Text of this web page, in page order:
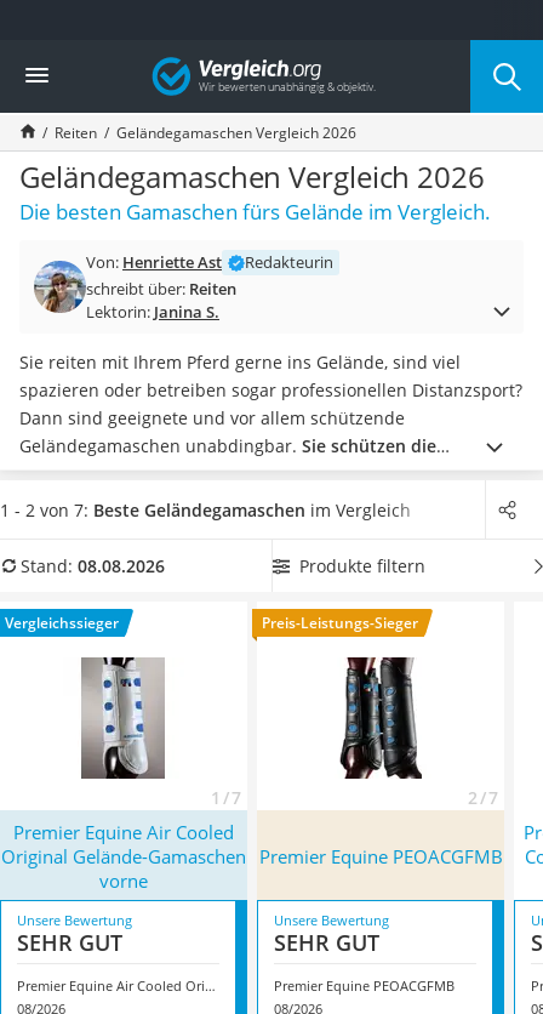
Die beliebtesten Vergleiche nach Kategorie
Freizeit & Sport
Gartentrampolin
Trampolin
Metalldetektor
Eufab-Fahrradträger
Trampolin 366 cm
Aluminium-Koffer
Futterboot
E-Bike-Dreirad
Trekkingschuhe Herren
Reisetasche mit Rollen
Klimmzugstation
Koffer
Nachtsichtgerät
Handgepäck-Koffer
Wanderschuhe Herren
Sicherheitsweste Reiten
Vergleich
Reiten Geländegamaschen Vergleich 2026
Geländegamaschen Vergleich 2026
Die besten Gamaschen fürs Gelände im Vergleich.
Von: Henriette Ast
Redakteurin
schreibt über: Reiten
Lektorin: Janina S.
Sie reiten mit Ihrem Pferd gerne ins Gelände, sind viel
spazieren oder betreiben sogar professionellen Distanzsport?
Dann sind geeignete und vor allem schützende
Geländegamaschen unabdingbar. Sie schützen die
empfindlichen Röhrbeine der Pferde und können somit
Stöße absorbieren.Tests im Internet zeigen eine große
Sie jetzt aus unserer Vergleichstabelle Geländegamaschen
bieten dazu noch einen intensiven Schutz für die Hufe.
Überzeugt hat uns hier im August 2026 besonders das
Premier Equine Air Cooled Original Gelände-
Gamaschen vorne
mit seinen Eigenschaften.
1 - 2 von 7: Beste Geländegamaschen im Vergleich
Stand: 08.08.2026 Produkte filtern
Vergleichssieger
1 / 7
Preis-Leistungs-Sieger
2 / 7
Premier Equine Air Cooled
Original Gelände-Gamaschen
vorne
Premier Equine PEOACGFMB
Unsere Bewertung
SEHR GUT
Premier Equine Air Cooled Original Gelände-Gamaschen vorne
08/2026
Unsere Bewertung
SEHR GUT
Premier Equine PEOACGFMB
08/2026